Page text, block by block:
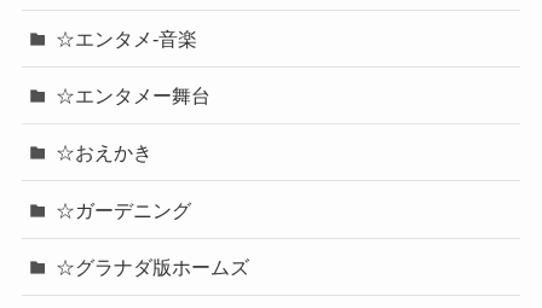
☆エンタメ-音楽
☆エンタメー舞台
☆おえかき
☆ガーデニング
☆グラナダ版ホームズ